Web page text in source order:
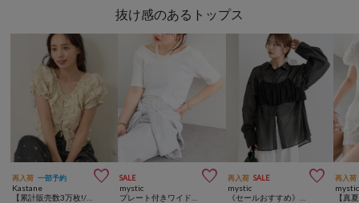
抜け感のあるトップス
再入荷 一部予約 
Kastane
SALE 
mystic
再入荷 SALE 
mystic
再入荷
mystic